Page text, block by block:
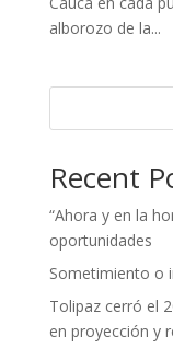
alborozo de la...
Recent
“Ahora y en la
oportunidades
Sometimiento o
Tolipaz cerró el
en proyección y